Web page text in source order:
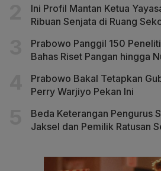
Ini Profil Mantan Ketua
Ribuan Senjata di Ruang
Prabowo Panggil 150
Bahas Riset Pangan hingga
Prabowo Bakal Tetapkan
Perry Warjiyo Pekan Ini
Beda Keterangan Pengurus
Jaksel dan Pemilik Ratusan